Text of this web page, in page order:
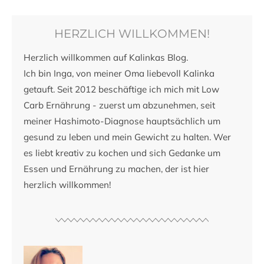
HERZLICH WILLKOMMEN!
Herzlich willkommen auf Kalinkas Blog.
Ich bin Inga, von meiner Oma liebevoll Kalinka
getauft. Seit 2012 beschäftige ich mich mit Low
Carb Ernährung - zuerst um abzunehmen, seit
meiner Hashimoto-Diagnose hauptsächlich um
gesund zu leben und mein Gewicht zu halten. Wer
es liebt kreativ zu kochen und sich Gedanke um
Essen und Ernährung zu machen, der ist hier
herzlich willkommen!